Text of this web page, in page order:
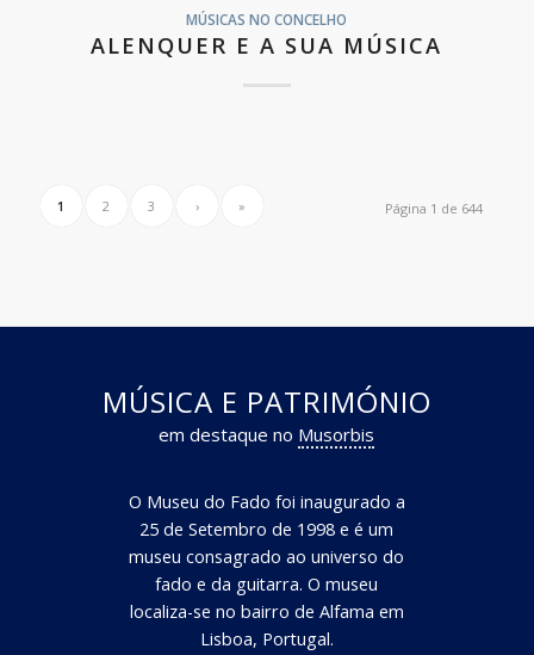
MÚSICAS NO CONCELHO
ALENQUER E A SUA MÚSICA
Página 1 de 644
1 2 3 › »
MÚSICA E PATRIMÓNIO
em destaque no Musorbis
O Museu do Fado foi inaugurado a
25 de Setembro de 1998 e é um
museu consagrado ao universo do
fado e da guitarra. O museu
localiza-se no bairro de Alfama em
Lisboa, Portugal.